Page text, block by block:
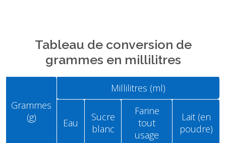
Tableau de conversion de
grammes en millilitres
Grammes
(g)
Millilitres (ml)
Eau
Sucre
blanc
Farine
tout
usage
Lait (en
poudre)